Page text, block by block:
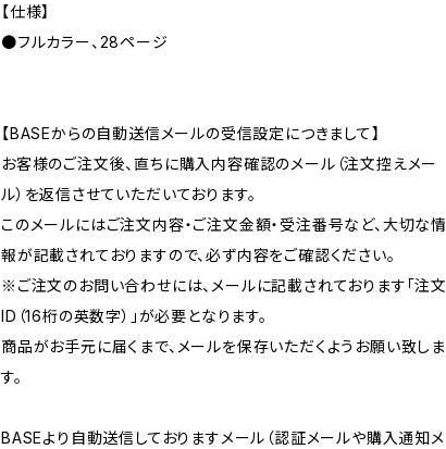
【仕様】
●フルカラー、28ページ
【BASEからの自動送信メールの受信設定につきまして】
お客様のご注文後、直ちに購入内容確認のメール（注文控えメー
ル）を返信させていただいております。
このメールにはご注文内容・ご注文金額・受注番号など、大切な情
報が記載されておりますので、必ず内容をご確認ください。
※ご注文のお問い合わせには、メールに記載されております「注文
ID（16桁の英数字）」が必要となります。
商品がお手元に届くまで、メールを保存いただくようお願い致しま
す。
BASEより自動送信しておりますメール（認証メールや購入通知メ